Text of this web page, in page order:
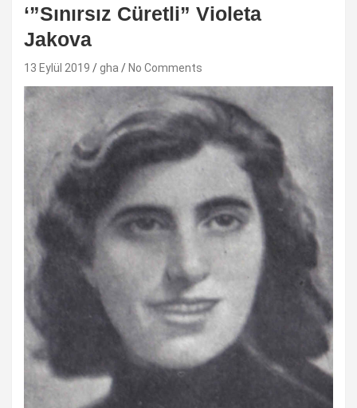
‘”Sınırsız Cüretli” Violeta
Jakova
13 Eylül 2019 gha No Comments